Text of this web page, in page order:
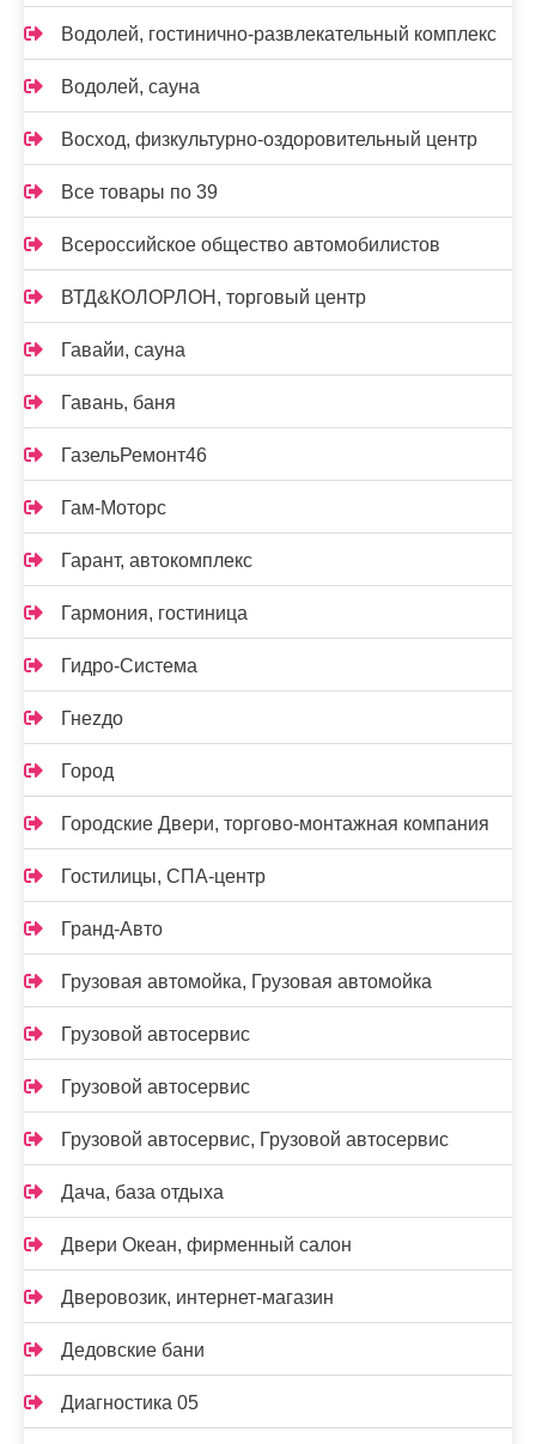
Водолей, гостинично-развлекательный комплекс
Водолей, сауна
Восход, физкультурно-оздоровительный центр
Все товары по 39
Всероссийское общество автомобилистов
ВТД&КОЛОРЛОН, торговый центр
Гавайи, сауна
Гавань, баня
ГазельРемонт46
Гам-Моторс
Гарант, автокомплекс
Гармония, гостиница
Гидро-Система
Гнеzдо
Город
Городские Двери, торгово-монтажная компания
Гостилицы, СПА-центр
Гранд-Авто
Грузовая автомойка, Грузовая автомойка
Грузовой автосервис
Грузовой автосервис
Грузовой автосервис, Грузовой автосервис
Дача, база отдыха
Двери Океан, фирменный салон
Дверовозик, интернет-магазин
Дедовские бани
Диагностика 05